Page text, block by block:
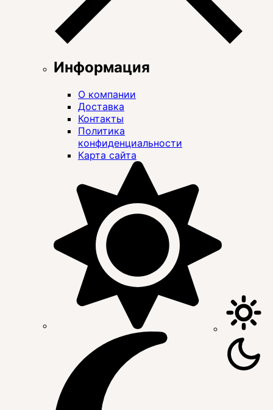
Информация
О компании
Доставка
Контакты
Политика
конфиденциальности
Карта сайта